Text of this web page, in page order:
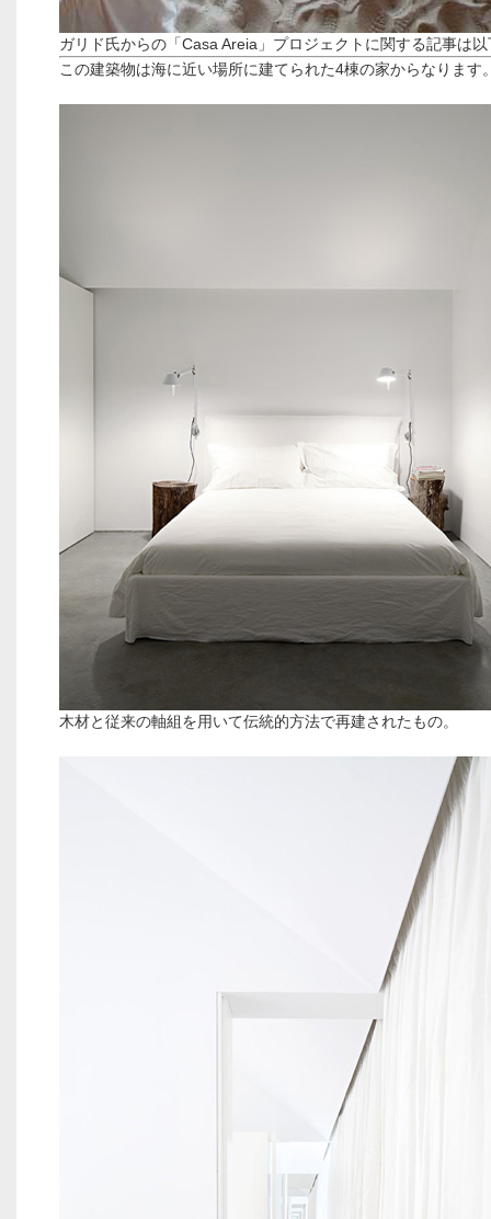
ガリド氏からの「Casa Areia」プロジェクトに関する記事は
この建築物は海に近い場所に建てられた4棟の家からなります
木材と従来の軸組を用いて伝統的方法で再建されたもの。